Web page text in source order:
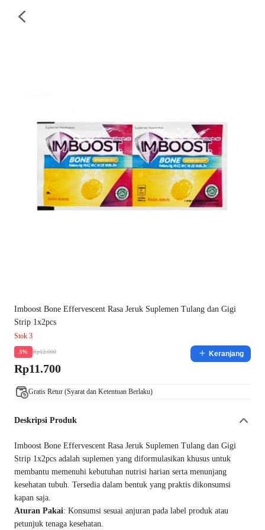
Imboost Bone Effervescent Rasa Jeruk Suplemen Tulang dan Gigi
Strip 1x2pcs
Stok 3
3% Rp12.000
Rp11.700
Keranjang
Gratis Retur (Syarat dan Ketentuan Berlaku)
Deskripsi Produk
Imboost Bone Effervescent Rasa Jeruk Suplemen Tulang dan Gigi
Strip 1x2pcs adalah suplemen yang diformulasikan khusus untuk
membantu memenuhi kebutuhan nutrisi harian serta menunjang
kesehatan tubuh. Tersedia dalam bentuk yang praktis dikonsumsi
kapan saja.
Aturan Pakai: Konsumsi sesuai anjuran pada label produk atau
petunjuk tenaga kesehatan.